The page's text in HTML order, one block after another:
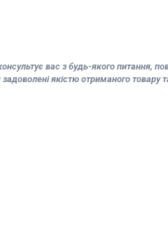
вас з будь-якого питання,
якістю отриманого товару